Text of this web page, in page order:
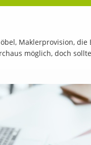
Maklerprovision,
möglich, doch